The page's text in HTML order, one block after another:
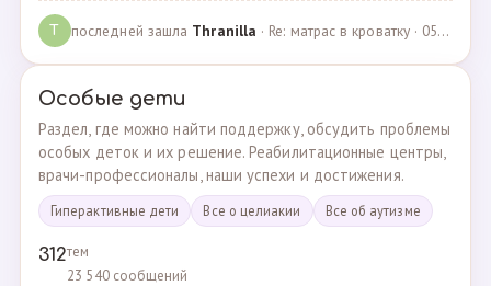
T последней зашла Thranilla · Re: матрас в кроватку · 05.05.2024
Особые дети
Раздел, где можно найти поддержку, обсудить проблемы
особых деток и их решение. Реабилитационные центры,
врачи-профессионалы, наши успехи и достижения.
Гиперактивные дети Все о целиакии Все об аутизме
312тем
23 540 сообщений